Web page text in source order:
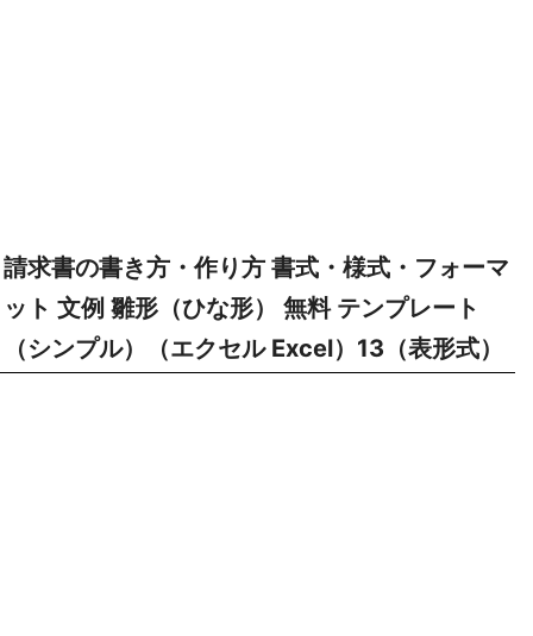
請求書の書き方・作り方 書式・様式・フォーマ
ット 文例 雛形（ひな形） 無料 テンプレート
（シンプル）（エクセル Excel）13（表形式）